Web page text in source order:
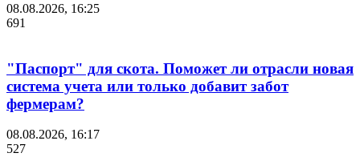
08.08.2026, 16:25
691
"Паспорт" для скота. Поможет ли отрасли новая
система учета или только добавит забот
фермерам?
08.08.2026, 16:17
527